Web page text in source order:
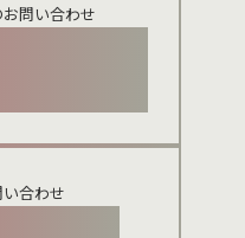
問い合わせ
合わせ